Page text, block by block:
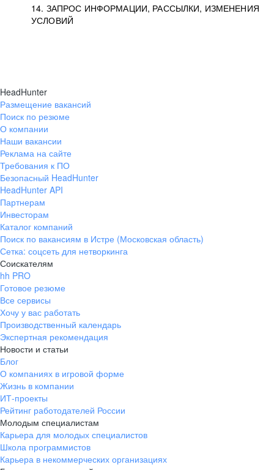
14. ЗАПРОС ИНФОРМАЦИИ, РАССЫЛКИ, ИЗМЕНЕНИЯ
УСЛОВИЙ
HeadHunter
Размещение вакансий
Поиск по резюме
О компании
Наши вакансии
Реклама на сайте
Требования к ПО
Безопасный HeadHunter
HeadHunter API
Партнерам
Инвесторам
Каталог компаний
Поиск по вакансиям в Истре (Московская область)
Сетка: соцсеть для нетворкинга
Соискателям
hh PRO
Готовое резюме
Все сервисы
Хочу у вас работать
Производственный календарь
Экспертная рекомендация
Новости и статьи
Блог
О компаниях в игровой форме
Жизнь в компании
ИТ-проекты
Рейтинг работодателей России
Молодым специалистам
Карьера для молодых специалистов
Школа программистов
Карьера в некоммерческих организациях